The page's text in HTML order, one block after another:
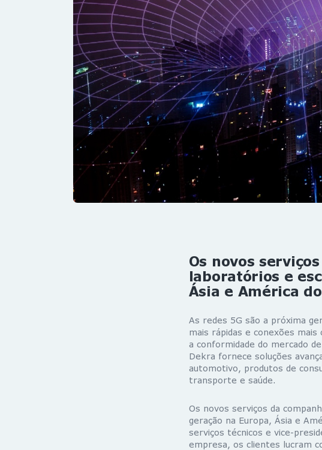
Os novos
laboratórios e
Ásia e América
As redes 5G são a próxima
mais rápidas e conexões
a conformidade do mercado
Dekra fornece soluções
automotivo, produtos de
transporte e saúde.
Os novos serviços da
geração na Europa, Ásia e
serviços técnicos e vice-
empresa, os clientes lucram